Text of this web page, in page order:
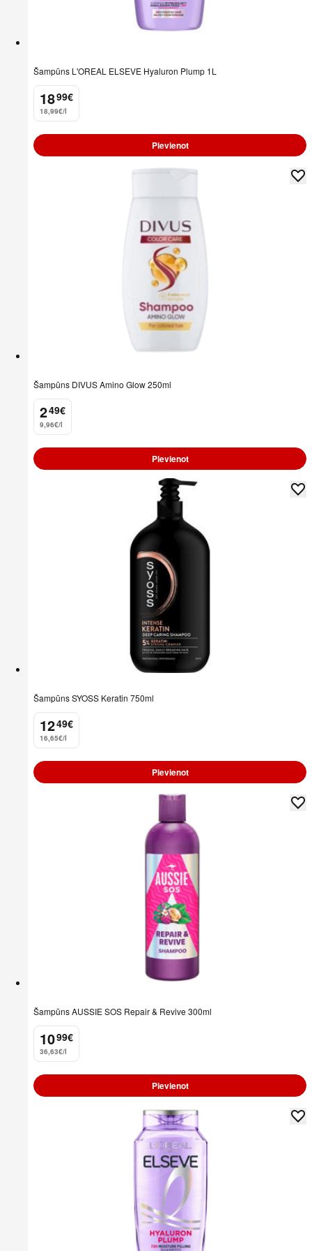
Šampūns L'OREAL ELSEVE Hyaluron Plump 1L
18
. 99€
18,99€/l
Pievienot
Šampūns DIVUS Amino Glow 250ml
2
. 49€
9,96€/l
Pievienot
Šampūns SYOSS Keratin 750ml
12
. 49€
16,65€/l
Pievienot
Šampūns AUSSIE SOS Repair & Revive 300ml
10
. 99€
36,63€/l
Pievienot